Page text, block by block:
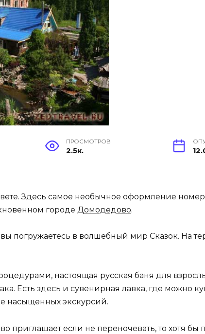
ПРОСМОТРОВ
2.5к.
Здесь самое необычное оформление
городе Домодедово.
погружаетесь в волшебный мир Сказок. На
настоящая русская баня для
Есть здесь и сувенирная лавка, где можно
насыщенных экскурсий.
если не переночевать, то хотя бы